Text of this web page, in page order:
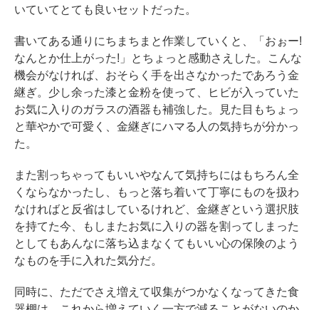
いていてとても良いセットだった。
書いてある通りにちまちまと作業していくと、「おぉー!
なんとか仕上がった!」とちょっと感動さえした。こんな
機会がなければ、おそらく手を出さなかったであろう金
継ぎ。少し余った漆と金粉を使って、ヒビが入っていた
お気に入りのガラスの酒器も補強した。見た目もちょっ
と華やかで可愛く、金継ぎにハマる人の気持ちが分かっ
た。
また割っちゃってもいいやなんて気持ちにはもちろん全
くならなかったし、もっと落ち着いて丁寧にものを扱わ
なければと反省はしているけれど、金継ぎという選択肢
を持てた今、もしまたお気に入りの器を割ってしまった
としてもあんなに落ち込まなくてもいい心の保険のよう
なものを手に入れた気分だ。
同時に、ただでさえ増えて収集がつかなくなってきた食